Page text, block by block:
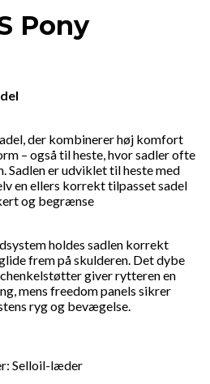
Pony
der kombinerer høj komfort
– også til heste, hvor sadler ofte
Sadlen er udviklet til heste med
en ellers korrekt tilpasset sadel
og begrænse
holdes sadlen korrekt
frem på skulderen. Det dybe
giver rytteren en
mens freedom panels sikrer
ryg og bevægelse.
Selloil-læder